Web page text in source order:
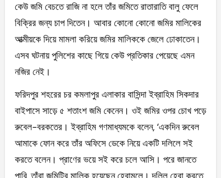
কেউ জমি বেচতে রাজি না হলে তাঁর জমিতে রাতারাতি বালু ফেলে
বিক্রির জন্য চাপ দিতেন। আবার কোনো কোনো জমির মালিকের
আত্মীয়কে দিয়ে মামলা করিয়ে জমির মালিককে জেলে ঢোকাতেন।
এসব ঘটনায় পুলিশের কাছে গিয়ে কেউ প্রতিকার পেয়েছে এমন
নজির নেই।
ফরিদপুর শহরের চর কমলাপুর এলাকার বাসিন্দা ইব্রাহিম সিকদার
বাইপাসে সাড়ে ৫ শতাংশ জমি কেনেন। ওই জমির ওপর চোখ পড়ে
রুবেল-বরকতের। ইব্রাহিম গণমাধ্যমকে বলেন, ‘একদিন রুবেল
আমাকে ফোন করে তাঁর অফিসে ডেকে নিয়ে একটি দলিলে সই
করতে বলেন। প্রাণের ভয়ে সই করে চলে আসি। পরে জানতে